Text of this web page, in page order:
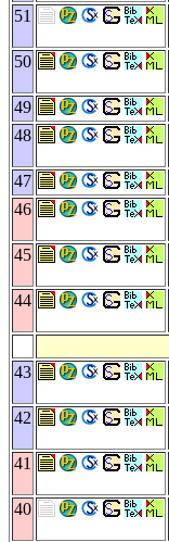
51
50
49
48
47
46
45
44
43
42
41
40